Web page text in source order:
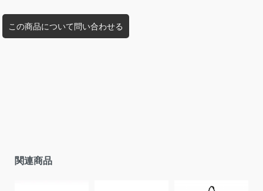
この商品について問い合わせる
関連商品